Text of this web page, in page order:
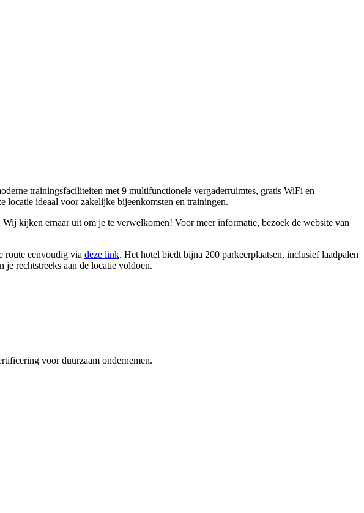
trainingsfaciliteiten met 9 multifunctionele vergaderruimtes, gratis WiFi en
locatie ideaal voor zakelijke bijeenkomsten en trainingen.
kijken ernaar uit om je te verwelkomen! Voor meer informatie, bezoek de website van
route eenvoudig via deze link. Het hotel biedt bijna 200 parkeerplaatsen, inclusief laadpalen
rechtstreeks aan de locatie voldoen.
voor duurzaam ondernemen.